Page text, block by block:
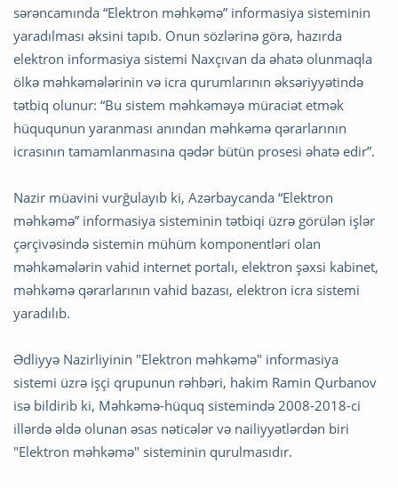
sərəncamında “Elektron məhkəmə” informasiya sisteminin
yaradılması əksini tapıb. Onun sözlərinə görə, hazırda
elektron informasiya sistemi Naxçıvan da əhatə olunmaqla
ölkə məhkəmələrinin və icra qurumlarının əksəriyyətində
tətbiq olunur: “Bu sistem məhkəməyə müraciət etmək
hüququnun yaranması anından məhkəmə qərarlarının
icrasının tamamlanmasına qədər bütün prosesi əhatə edir”.
Nazir müavini vurğulayıb ki, Azərbaycanda “Elektron
məhkəmə” informasiya sisteminin tətbiqi üzrə görülən işlər
çərçivəsində sistemin mühüm komponentləri olan
məhkəmələrin vahid internet portalı, elektron şəxsi kabinet,
məhkəmə qərarlarının vahid bazası, elektron icra sistemi
yaradılıb.
Ədliyyə Nazirliyinin "Elektron məhkəmə" informasiya
sistemi üzrə işçi qrupunun rəhbəri, hakim Ramin Qurbanov
isə bildirib ki, Məhkəmə-hüquq sistemində 2008-2018-ci
illərdə əldə olunan əsas nəticələr və nailiyyətlərdən biri
"Elektron məhkəmə" sisteminin qurulmasıdır.